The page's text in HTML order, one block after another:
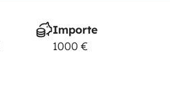
Importe
1000 €